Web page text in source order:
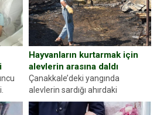
sorup belgelerini istedi. Sürücü
Abdurrahman Ö.nün verdiği
evraklarda eksik olduğunu...
Hayvanların kurtarmak için
alevlerin arasına daldı
Çanakkale’deki yangında
alevlerin sardığı ahırdaki
hayvanlarını kurtarmak isteyen
Zeki Demir (66) ölümden döndü.